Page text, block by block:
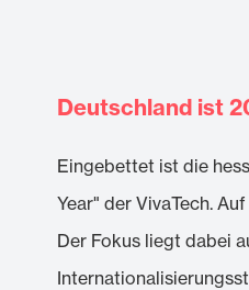
Deutschland ist
Eingebettet ist die
Year" der VivaTech.
Der Fokus liegt dabei